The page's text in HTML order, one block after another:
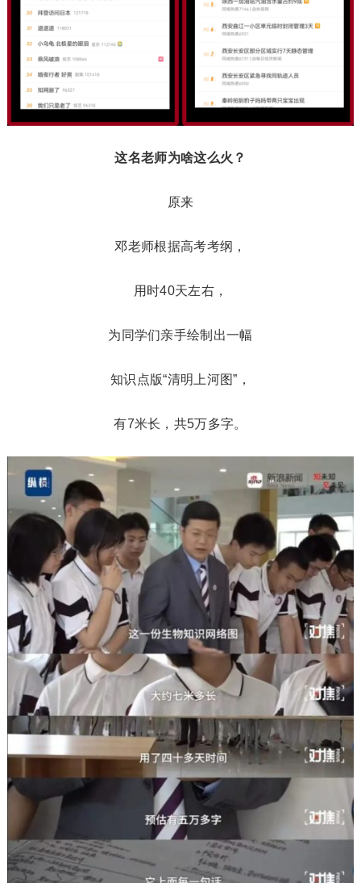
这名老师为啥这么火？
原来
邓老师根据高考考纲，
用时40天左右，
为同学们亲手绘制出一幅
知识点版“清明上河图”，
有7米长，共5万多字。